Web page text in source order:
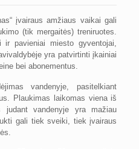
įvairaus amžiaus vaikai gali
(tik mergaitės) treniruotes.
ir pavieniai miesto gyventojai,
yra patvirtinti įkainiai
bei abonementus.
vandenyje, pasitelkiant
Plaukimas laikomas viena iš
vandenyje yra mažiau
gali tiek sveiki, tiek įvairaus